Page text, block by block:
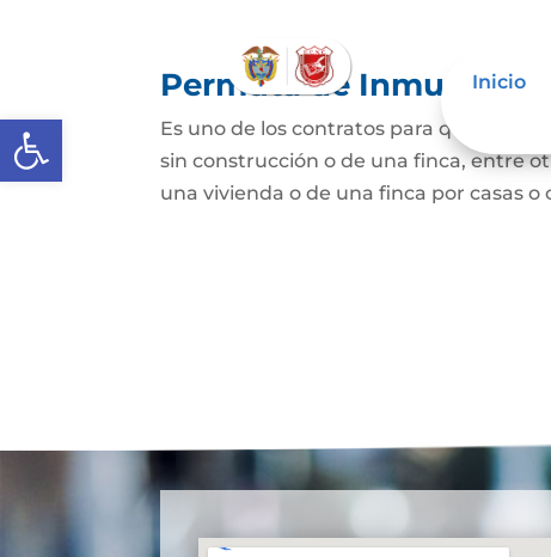
Abrir barra de herramientas
Inicio
Permuta de Inmuebles
Es uno de los contratos para que una
sin construcción o de una finca, entre
una vivienda o de una finca por casas o